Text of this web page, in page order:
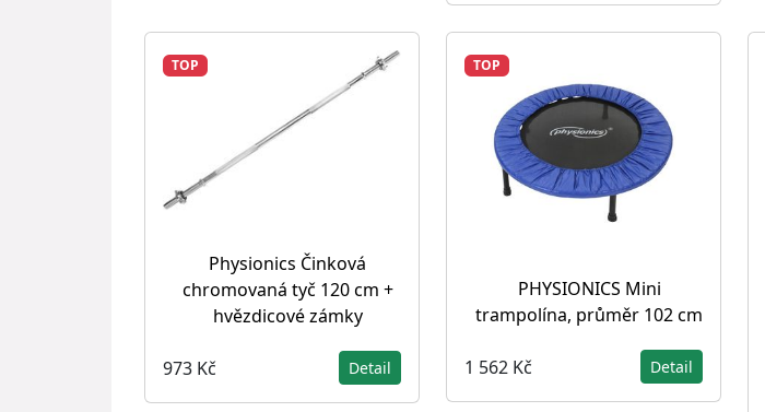
TOP
Physionics Činková
chromovaná tyč 120 cm +
hvězdicové zámky
973 Kč Detail
TOP
PHYSIONICS Mini
trampolína, průměr 102 cm
1 562 Kč Detail